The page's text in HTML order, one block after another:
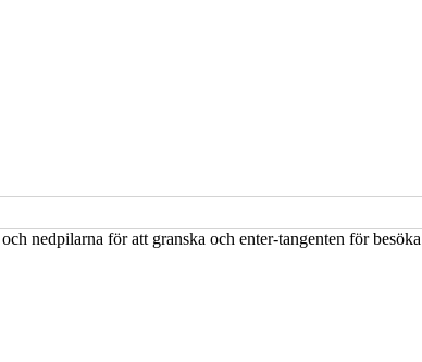
nedpilarna för att granska och enter-tangenten för